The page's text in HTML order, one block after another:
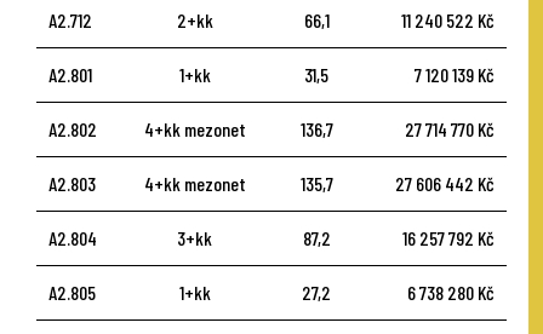
A2.712 2+kk 66,1 11 240 522 Kč
A2.801 1+kk 31,5 7 120 139 Kč
A2.802 4+kk mezonet 136,7 27 714 770 Kč
A2.803 4+kk mezonet 135,7 27 606 442 Kč
A2.804 3+kk 87,2 16 257 792 Kč
A2.805 1+kk 27,2 6 738 280 Kč